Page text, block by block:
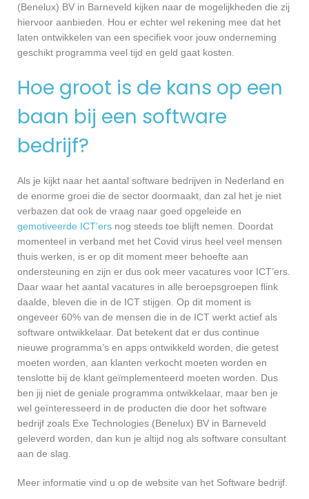
(Benelux) BV in Barneveld kijken naar de mogelijkheden die zij
hiervoor aanbieden. Hou er echter wel rekening mee dat het
laten ontwikkelen van een specifiek voor jouw onderneming
geschikt programma veel tijd en geld gaat kosten.
Hoe groot is de kans op een
baan bij een software
bedrijf?
Als je kijkt naar het aantal software bedrijven in Nederland en
de enorme groei die de sector doormaakt, dan zal het je niet
verbazen dat ook de vraag naar goed opgeleide en
gemotiveerde ICT’ers nog steeds toe blijft nemen. Doordat
momenteel in verband met het Covid virus heel veel mensen
thuis werken, is er op dit moment meer behoefte aan
ondersteuning en zijn er dus ook meer vacatures voor ICT’ers.
Daar waar het aantal vacatures in alle beroepsgroepen flink
daalde, bleven die in de ICT stijgen. Op dit moment is
ongeveer 60% van de mensen die in de ICT werkt actief als
software ontwikkelaar. Dat betekent dat er dus continue
nieuwe programma’s en apps ontwikkeld worden, die getest
moeten worden, aan klanten verkocht moeten worden en
tenslotte bij de klant geïmplementeerd moeten worden. Dus
ben jij niet de geniale programma ontwikkelaar, maar ben je
wel geïnteresseerd in de producten die door het software
bedrijf zoals Exe Technologies (Benelux) BV in Barneveld
geleverd worden, dan kun je altijd nog als software consultant
aan de slag.
Meer informatie vind u op de website van het Software bedrijf.